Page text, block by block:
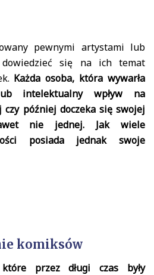
pewnymi artystami lub
dowiedzieć się na ich temat
Każda osoba, która wywarła
intelektualny wpływ na
czy później doczeka się swojej
nie jednej. Jak wiele
posiada jednak swoje
komiksów
które przez długi czas były